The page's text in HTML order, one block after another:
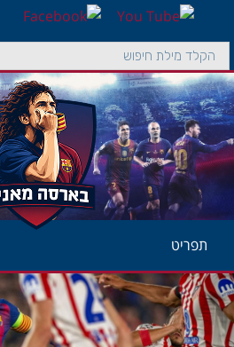
תפריט